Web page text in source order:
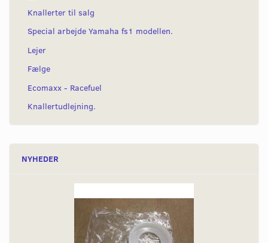
Knallerter til salg
Special arbejde Yamaha fs1 modellen.
Lejer
Fælge
Ecomaxx - Racefuel
Knallertudlejning.
NYHEDER